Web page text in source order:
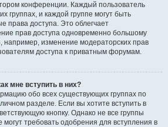
конференции. Каждый пользователь
группах, и каждой группе могут быть
права доступа. Это облегчает
прав доступа одновременно большому
например, изменение модераторских прав
доступа к приватным форумам.
мне вступить в них?
обо всех существующих группах по
разделе. Если вы хотите вступить в
кнопку. Однако не все группы
требовать одобрения для вступления в